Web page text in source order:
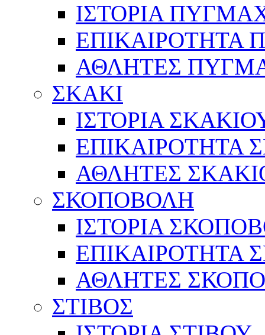
ΙΣΤΟΡΙΑ
ΕΠΙΚΑΙΡΟΤΗΤΑ
ΑΘΛΗΤΕΣ
ΣΚΑΚΙ
ΙΣΤΟΡΙΑ
ΕΠΙΚΑΙΡΟΤΗΤΑ
ΑΘΛΗΤΕΣ
ΣΚΟΠΟΒΟΛΗ
ΙΣΤΟΡΙΑ
ΕΠΙΚΑΙΡΟΤΗΤΑ
ΑΘΛΗΤΕΣ
ΣΤΙΒΟΣ